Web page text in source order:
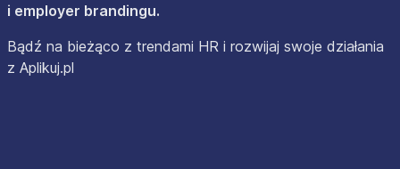
i employer brandingu.
Bądź na bieżąco z trendami HR i rozwijaj swoje działania
z Aplikuj.pl